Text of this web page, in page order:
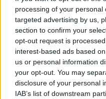
processing of your
targeted advertising by us,
section to confirm your
opt-out request is
interest-based ads based
us or personal information
your opt-out. You may
disclosure of your personal
IAB’s list of downstream
Ανανέωση
Freenow by Lyft
Το Freenow by Lyft,
Ειδικό σημείο επιβίβασης
19.03.2026 09:00